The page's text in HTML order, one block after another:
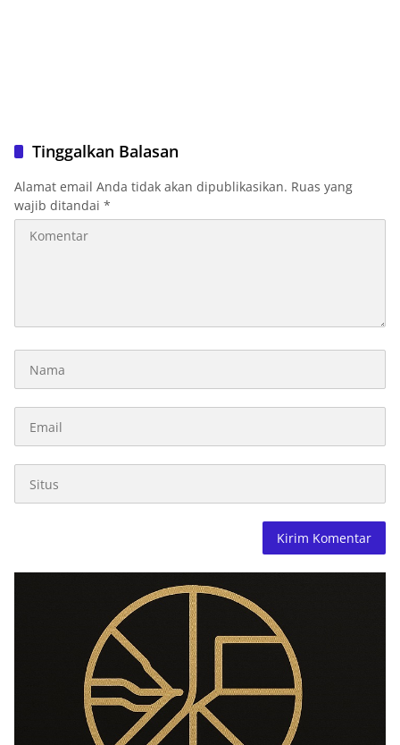
Tinggalkan Balasan
Alamat email Anda tidak akan dipublikasikan. Ruas yang
wajib ditandai *